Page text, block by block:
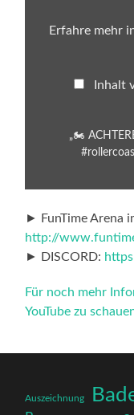
#shorts“Erfahre mehr
Inhalt
„🏍️
► FunTime Arena
http://
► DISCORD:
Für noch mehr
YouTube zu
Auszeichnung